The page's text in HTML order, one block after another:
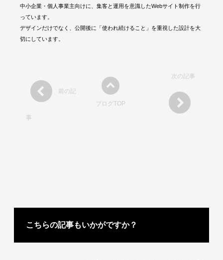
中小企業・個人事業主向けに、集客と運用を意識したWebサイト制作を行
っています。
デザインだけでなく、公開後に「使われ続けること」を重視した設計を大
切にしています。
前の記
事
ブログTOP
次の記事
こちらの記事もいかがですか？